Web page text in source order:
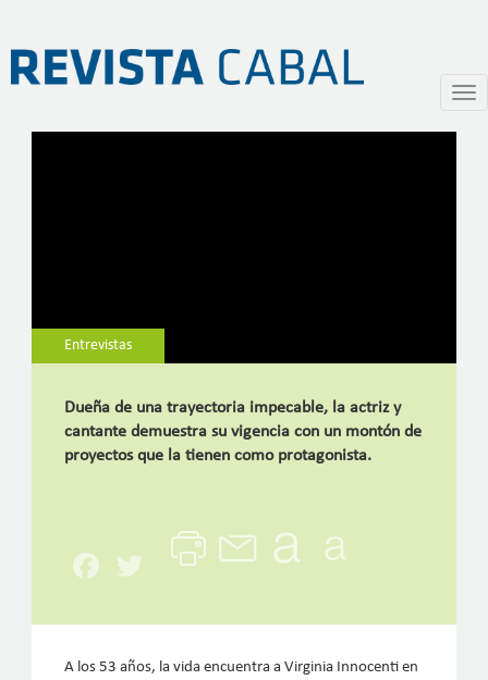
Pasar
contenido
Entrevista a Virgina Inoccenti
Entrevistas
Dueña de una trayectoria impecable, la actriz y
cantante demuestra su vigencia con un montón de
proyectos que la tienen como protagonista.
Facebook
Twitter
A los 53 años, la vida encuentra a Virginia Innocenti en